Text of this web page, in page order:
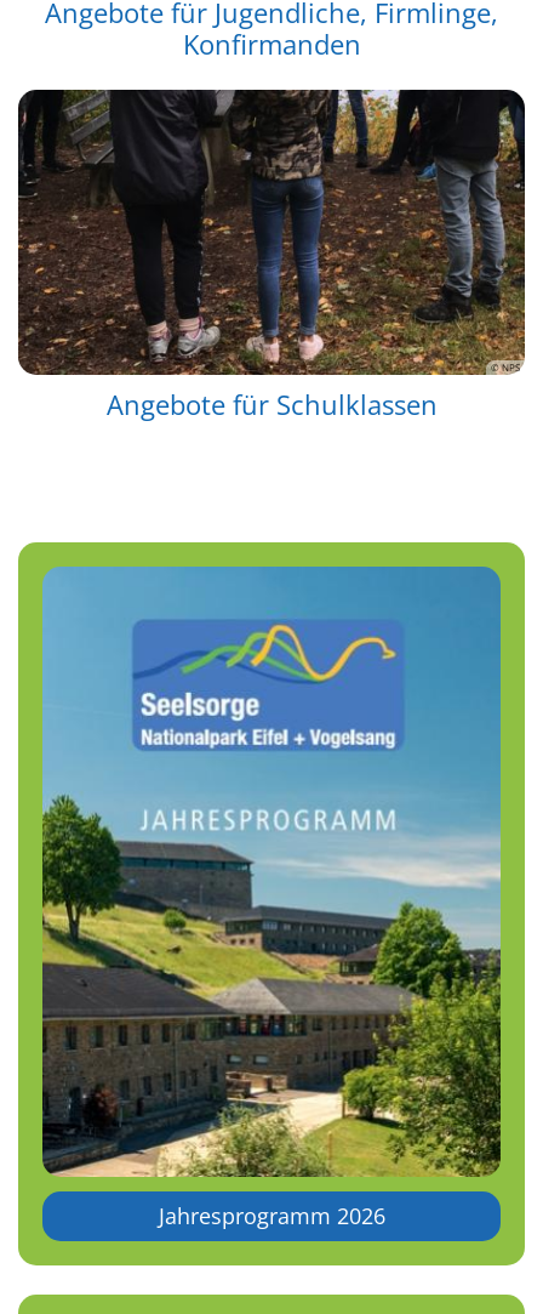
Angebote für Jugendliche, Firmlinge,
Konfirmanden
© NPS
Angebote für Schulklassen
Jahresprogramm 2026